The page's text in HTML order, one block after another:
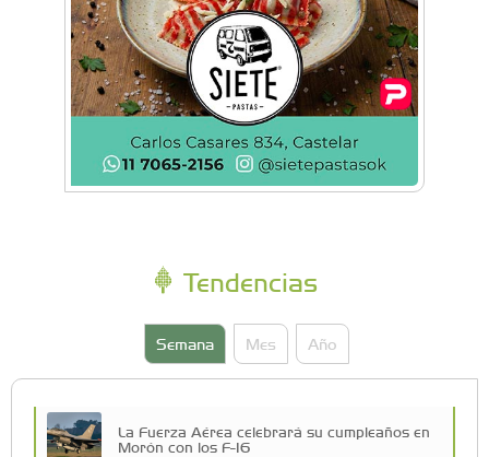
Tendencias
Semana Mes Año
La Fuerza Aérea celebrará su cumpleaños en
Morón con los F-16